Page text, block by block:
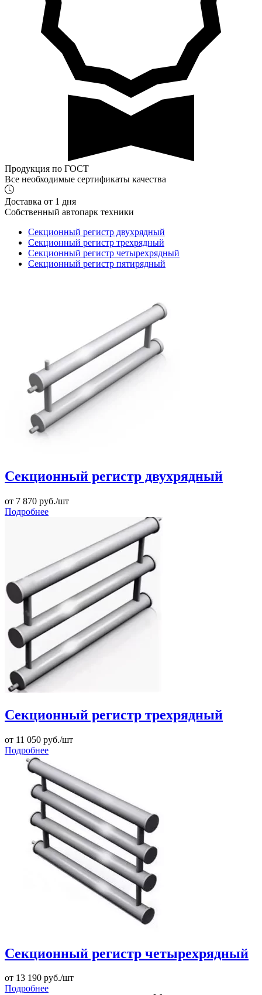
Продукция по ГОСТ
Все необходимые сертификаты качества
Доставка от 1 дня
Собственный автопарк техники
Секционный регистр двухрядный
Секционный регистр трехрядный
Секционный регистр четырехрядный
Секционный регистр пятирядный
Секционный регистр двухрядный
от 7 870 руб./шт
Подробнее
Секционный регистр трехрядный
от 11 050 руб./шт
Подробнее
Секционный регистр четырехрядный
от 13 190 руб./шт
Подробнее